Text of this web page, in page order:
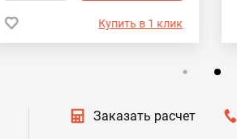
Купить в 1 клик
Заказать расчет